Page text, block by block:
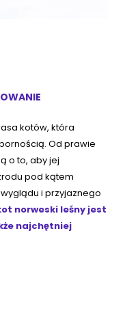
kotów, która
Od prawie
o to, aby jej
pod kątem
i przyjaznego
norweski leśny jest
najchętniej